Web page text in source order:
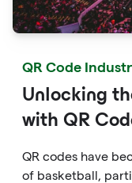
QR Code
Unlocking
with QR
QR codes have
of basketball,